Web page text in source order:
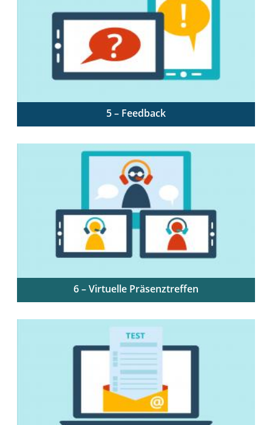
5 – Feedback
6 – Virtuelle Präsenztreffen
Online-Sitzungen